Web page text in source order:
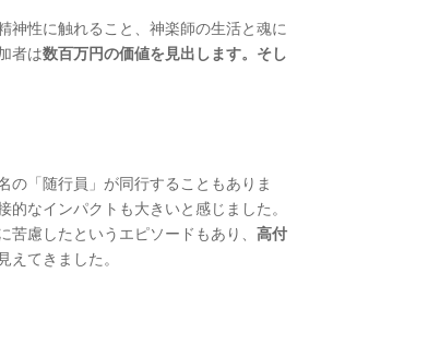
神性に触れること、神楽師の生活と魂に
者は数百万円の価値を見出します。そし
の「随行員」が同行することもありま
なインパクトも大きいと感じました。
慮したというエピソードもあり、 高付
えてきました。